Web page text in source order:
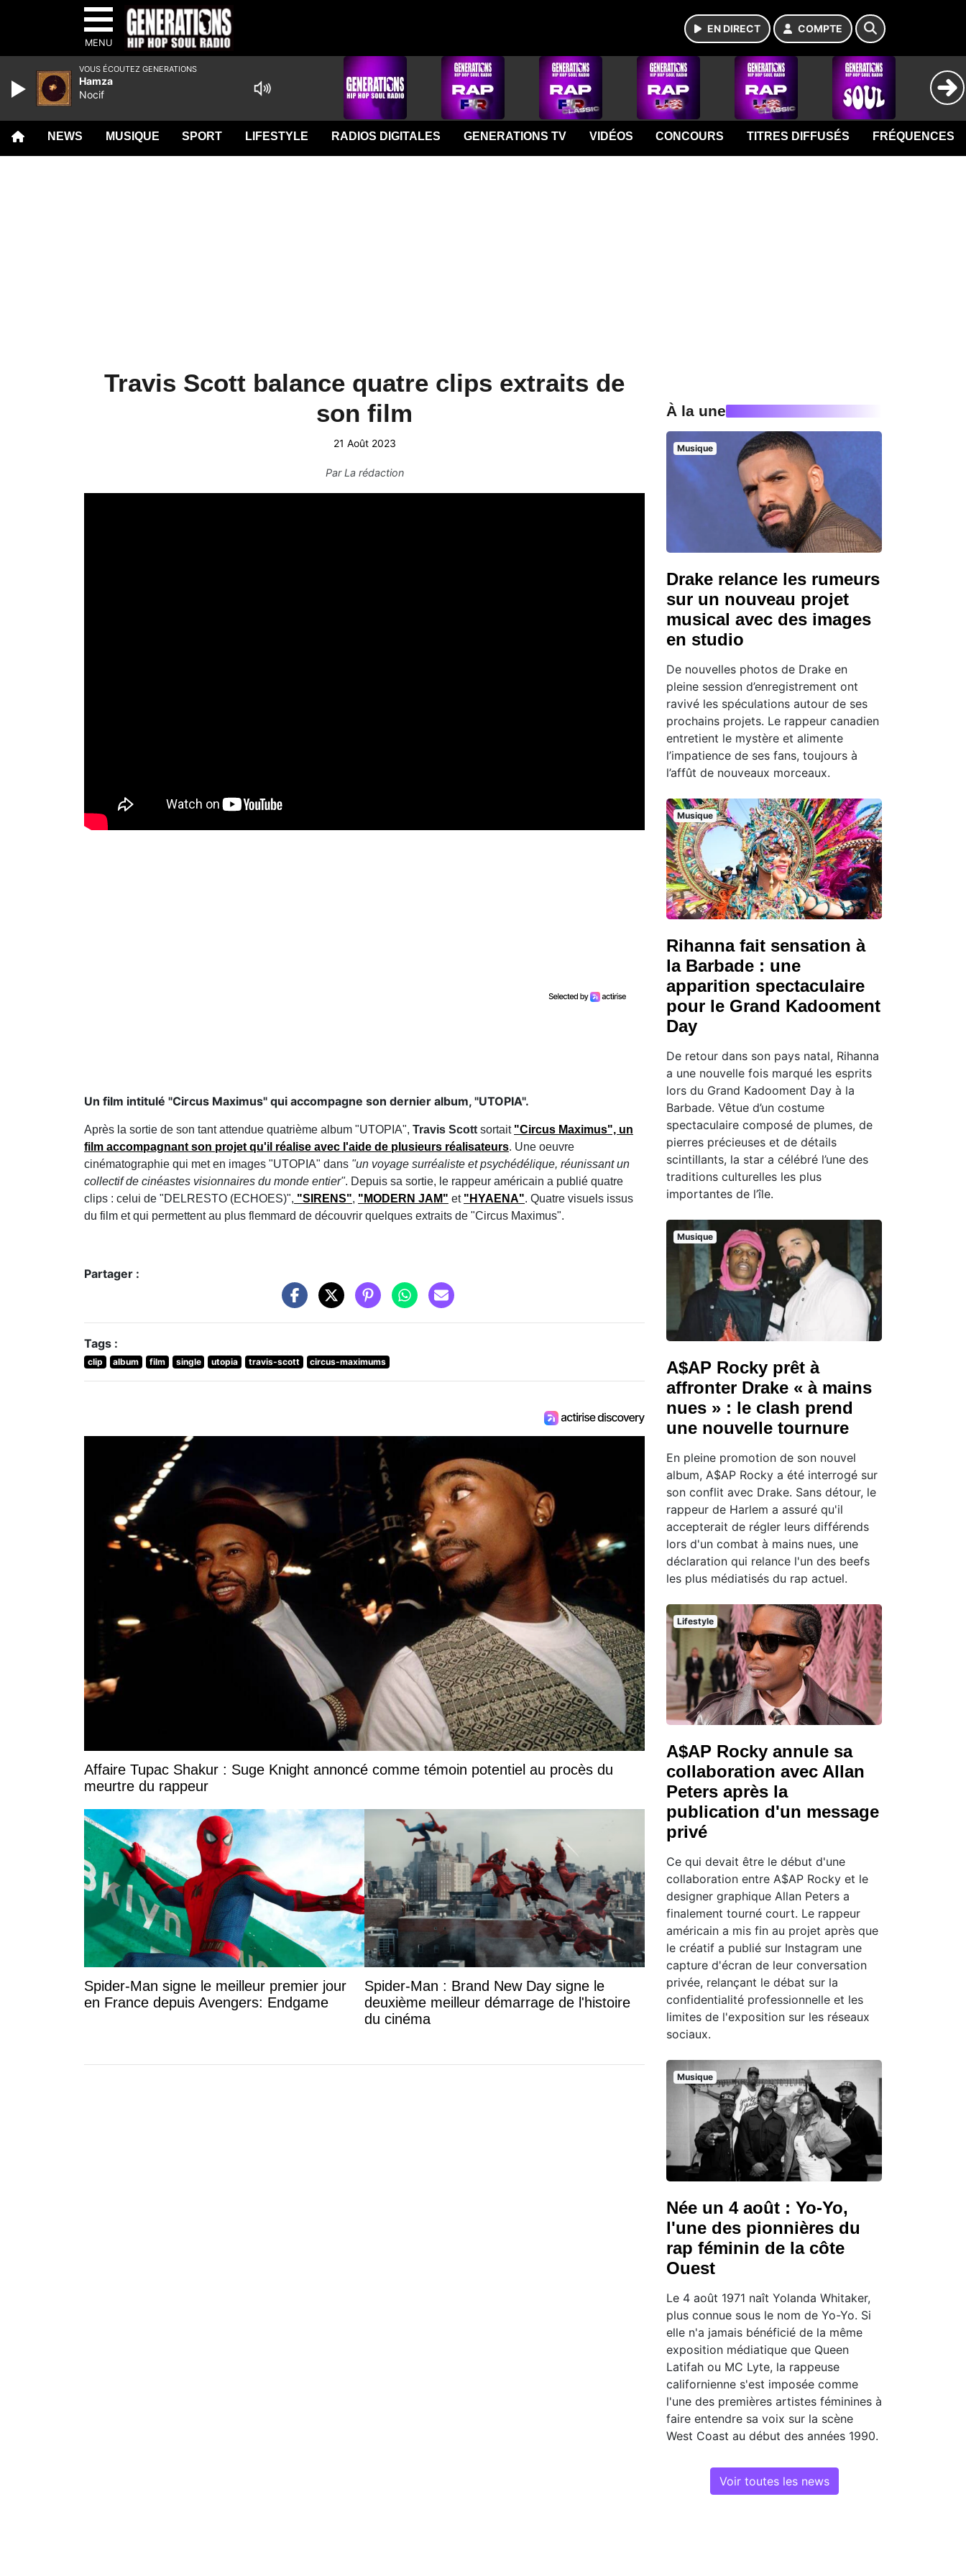
MENU
EN DIRECT COMPTE
NEWS MUSIQUE SPORT LIFESTYLE RADIOS DIGITALES GENERATIONS TV VIDÉOS CONCOURS TITRES DIFFUSÉS FRÉQUENCES
Travis Scott balance quatre clips extraits de
son film
21 Août 2023
ParLa rédaction
Un film intitulé "Circus Maximus" qui accompagne son dernier album, "UTOPIA".
Après la sortie de son tant attendue quatrième album "UTOPIA", Travis Scott sortait "Circus Maximus", un
film accompagnant son projet qu'il réalise avec l'aide de plusieurs réalisateurs. Une oeuvre
cinématographie qui met en images "UTOPIA" dans "un voyage surréaliste et psychédélique, réunissant un
collectif de cinéastes visionnaires du monde entier". Depuis sa sortie, le rappeur américain a publié quatre
clips : celui de "DELRESTO (ECHOES)", "SIRENS", "MODERN JAM" et "HYAENA". Quatre visuels issus
du film et qui permettent au plus flemmard de découvrir quelques extraits de "Circus Maximus".
Partager :
Tags :
clip album film single utopia travis-scott circus-maximums
Affaire Tupac Shakur : Suge Knight annoncé comme témoin potentiel au procès du
meurtre du rappeur
Spider-Man signe le meilleur premier jour
en France depuis Avengers: Endgame
Spider-Man : Brand New Day signe le
deuxième meilleur démarrage de l'histoire
du cinéma
À la une
Musique
Drake relance les rumeurs
sur un nouveau projet
musical avec des images
en studio
De nouvelles photos de Drake en
pleine session d’enregistrement ont
ravivé les spéculations autour de ses
prochains projets. Le rappeur canadien
entretient le mystère et alimente
l’impatience de ses fans, toujours à
l’affût de nouveaux morceaux.
Musique
Rihanna fait sensation à
la Barbade : une
apparition spectaculaire
pour le Grand Kadooment
Day
De retour dans son pays natal, Rihanna
a une nouvelle fois marqué les esprits
lors du Grand Kadooment Day à la
Barbade. Vêtue d’un costume
spectaculaire composé de plumes, de
pierres précieuses et de détails
scintillants, la star a célébré l’une des
traditions culturelles les plus
importantes de l’île.
Musique
A$AP Rocky prêt à
affronter Drake « à mains
nues » : le clash prend
une nouvelle tournure
En pleine promotion de son nouvel
album, A$AP Rocky a été interrogé sur
son conflit avec Drake. Sans détour, le
rappeur de Harlem a assuré qu'il
accepterait de régler leurs différends
lors d'un combat à mains nues, une
déclaration qui relance l'un des beefs
les plus médiatisés du rap actuel.
Lifestyle
A$AP Rocky annule sa
collaboration avec Allan
Peters après la
publication d'un message
privé
Ce qui devait être le début d'une
collaboration entre A$AP Rocky et le
designer graphique Allan Peters a
finalement tourné court. Le rappeur
américain a mis fin au projet après que
le créatif a publié sur Instagram une
capture d'écran de leur conversation
privée, relançant le débat sur la
confidentialité professionnelle et les
limites de l'exposition sur les réseaux
sociaux.
Musique
Née un 4 août : Yo-Yo,
l'une des pionnières du
rap féminin de la côte
Ouest
Le 4 août 1971 naît Yolanda Whitaker,
plus connue sous le nom de Yo-Yo. Si
elle n'a jamais bénéficié de la même
exposition médiatique que Queen
Latifah ou MC Lyte, la rappeuse
californienne s'est imposée comme
l'une des premières artistes féminines à
faire entendre sa voix sur la scène
West Coast au début des années 1990.
Voir toutes les news
VOUS ÉCOUTEZ GENERATIONS
Hamza
Nocif